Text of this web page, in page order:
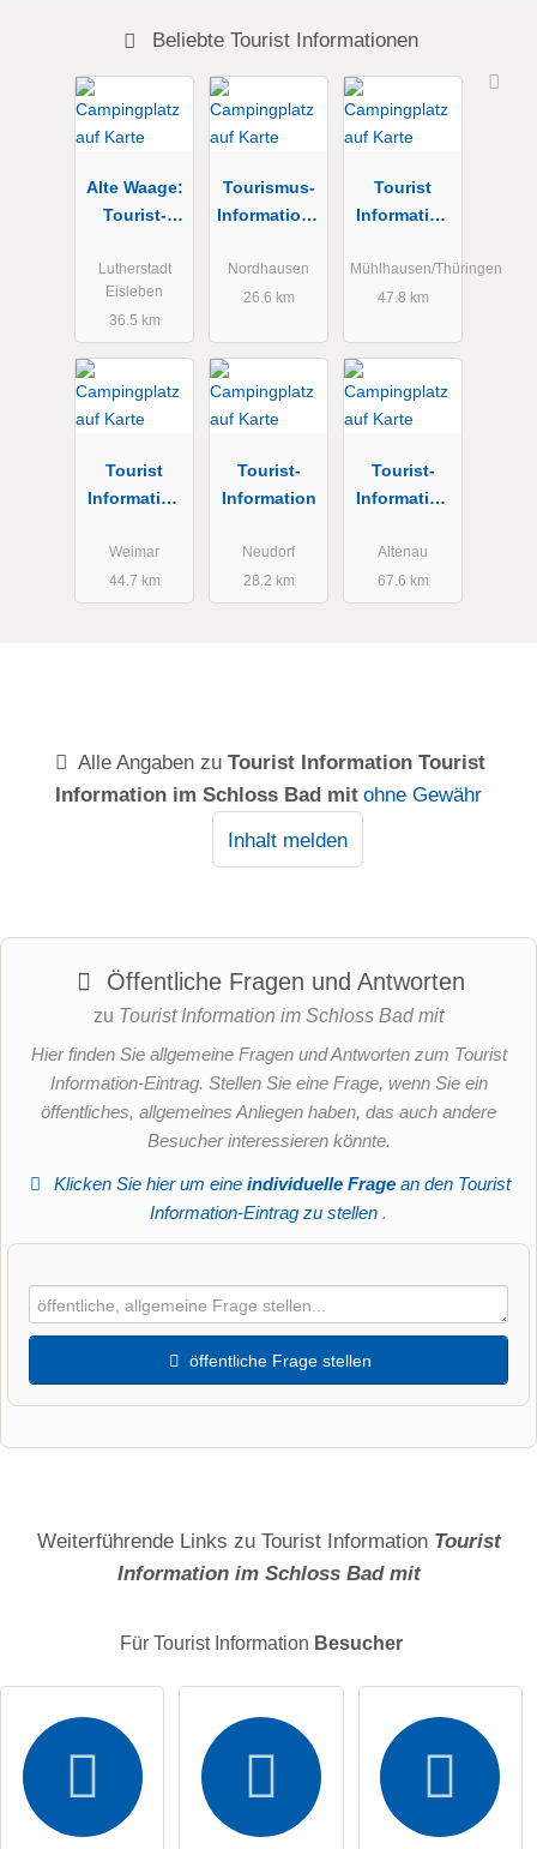
Beliebte Tourist Informationen
Alte Waage:
Tourist-
Lutherstadt
Eisleben &
Stadt
Lutherstadt
Eisleben
36.5 km
Tourismus-
Informations
Nordhausen
26.6 km
Tourist
Information
Mühlhausen/Thüringen
47.8 km
Tourist
Information
Weimar
44.7 km
Tourist-
Information
Neudorf
28.2 km
Tourist-
Information
Schulenberg
Altenau
67.6 km
Alle Angaben zuTourist Information Tourist
Information im Schloss Bad mit ohne Gewähr
Inhalt melden
Öffentliche Fragen und Antworten
zu Tourist Information im Schloss Bad mit
Hier finden Sie allgemeine Fragen und Antworten zum Tourist
Information-Eintrag. Stellen Sie eine Frage, wenn Sie ein
öffentliches, allgemeines Anliegen haben, das auch andere
Besucher interessieren könnte.
Klicken Sie hier um eineindividuelle Frage an den Tourist
Information-Eintrag zu stellen .
öffentliche Frage stellen
Hiermit akzeptiere ich die .
Die Datenschutzerklärunghabe ich zur Kenntnis genommen.
Weiterführende Links zu Tourist Information Tourist
Information im Schloss Bad mit
Für Tourist Information Besucher